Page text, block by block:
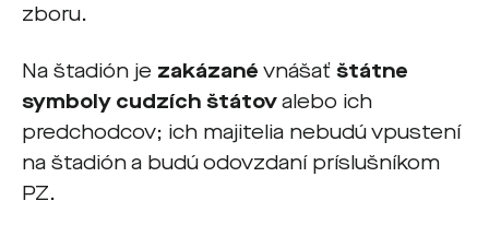
zboru.
Na štadión je zakázané vnášať štátne
symboly cudzích štátovalebo ich
predchodcov; ich majitelia nebudú vpustení
na štadión a budú odovzdaní príslušníkom
PZ.